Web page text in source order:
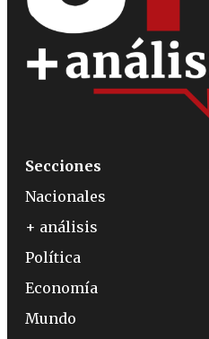
Secciones
Nacionales
+ análisis
Política
Economía
Mundo